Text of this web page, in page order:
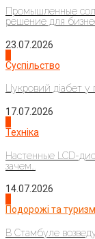
Промышленные
решение для
23.07.2026
Суспільство
Цукровий діабет у
17.07.2026
Техніка
Настенные LCD-
зачем...
14.07.2026
Подорожі та туризм
В Стамбуле